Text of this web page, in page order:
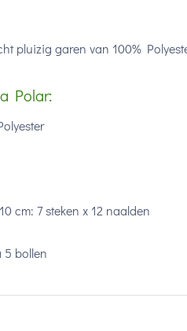
pluizig garen van 100%
Polar:
cm: 7 steken x 12 naalden
5 bollen